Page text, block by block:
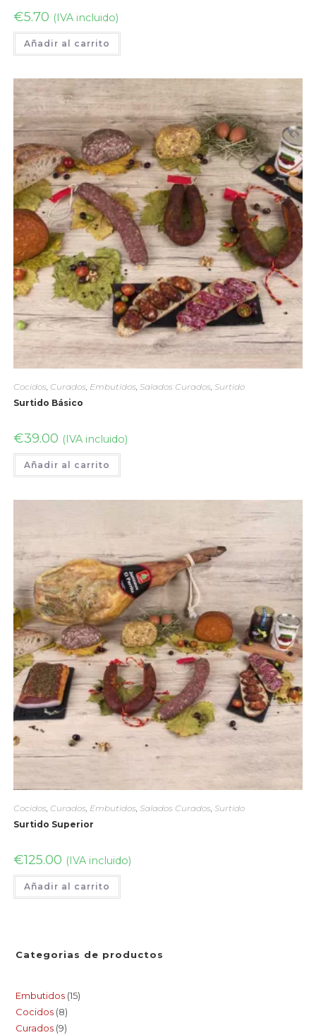
€5.70 (IVA incluido)
Añadir al carrito
Cocidos Curados Embutidos Salados Curados Surtido
Surtido Básico
€39.00 (IVA incluido)
Añadir al carrito
Cocidos, Curados, Embutidos, Salados Curados, Surtido
Surtido Superior
€125.00 (IVA incluido)
Añadir al carrito
Categorias de productos
Embutidos 15
Cocidos 8
Curados 9